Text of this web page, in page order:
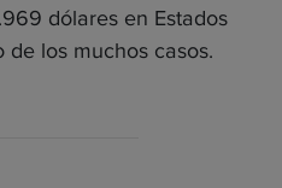
dólares en Estados
de los muchos casos.